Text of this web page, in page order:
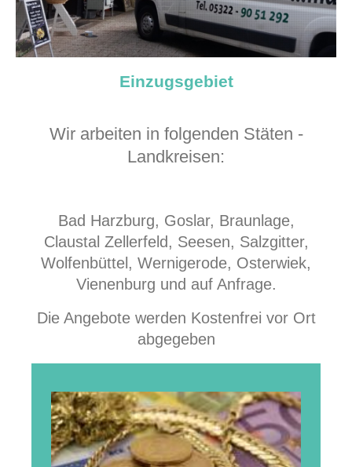
Einzugsgebiet
Wir arbeiten in folgenden Stäten -
Landkreisen:
Bad Harzburg, Goslar, Braunlage,
Claustal Zellerfeld, Seesen, Salzgitter,
Wolfenbüttel, Wernigerode, Osterwiek,
Vienenburg und auf Anfrage.
Die Angebote werden Kostenfrei vor Ort
abgegeben